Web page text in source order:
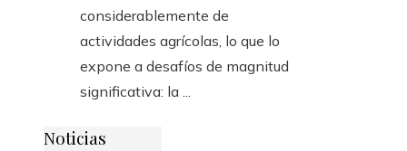
considerablemente de
actividades agrícolas, lo que lo
expone a desafíos de magnitud
significativa: la ...
Noticias